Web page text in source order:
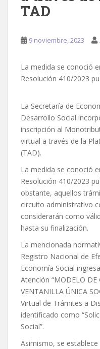
TAD
9 noviembre, 2023
La medida se conoció
Resolución 410/2023
La Secretaría de
Desarrollo Social
inscripción al
virtual a través de la
(TAD).
La medida se conoció
Resolución 410/2023
obstante, aquellos
circuito administrativo
considerarán como
hasta su finalización.
La mencionada
Registro Nacional de
Economía Social
Atención “MODELO DE
VENTANILLA ÚNICA
Virtual de Trámites a
identificado como
Social”.
Asimismo, se